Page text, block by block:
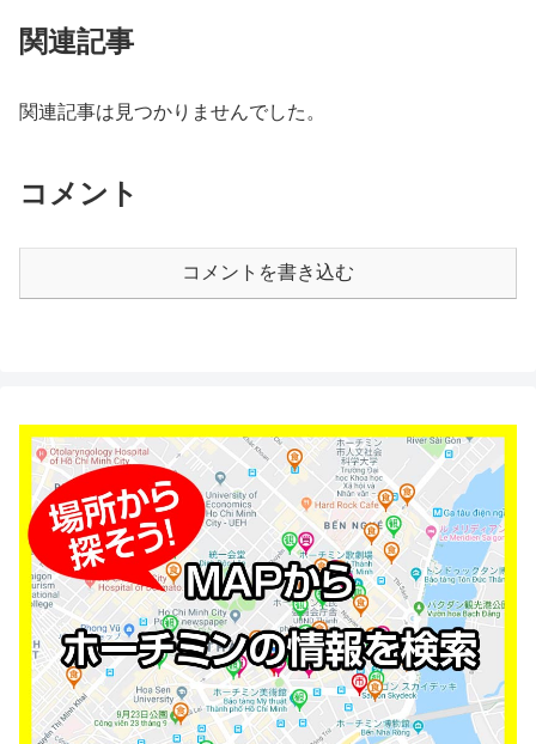
関連記事
関連記事は見つかりませんでした。
コメント
コメントを書き込む